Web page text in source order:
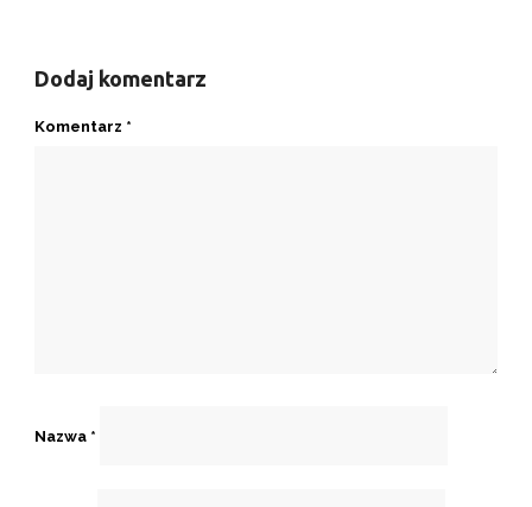
Dodaj komentarz
Komentarz *
Nazwa *